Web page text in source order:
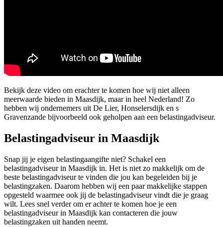
Bekijk deze video om erachter te komen hoe wij niet alleen
meerwaarde bieden in Maasdijk, maar in heel Nederland! Zo
hebben wij ondernemers uit De Lier, Honselersdijk en s
Gravenzande bijvoorbeeld ook geholpen aan een belastingadviseur.
Belastingadviseur in Maasdijk
Snap jij je eigen belastingaangifte niet? Schakel een
belastingadviseur in Maasdijk in. Het is niet zo makkelijk om de
beste belastingadviseur te vinden die jou kan begeleiden bij je
belastingzaken. Daarom hebben wij een paar makkelijke stappen
opgesteld waarmee ook jij de belastingadviseur vindt die je graag
wilt. Lees snel verder om er achter te komen hoe je een
belastingadviseur in Maasdijk kan contacteren die jouw
belastingzaken uit handen neemt.